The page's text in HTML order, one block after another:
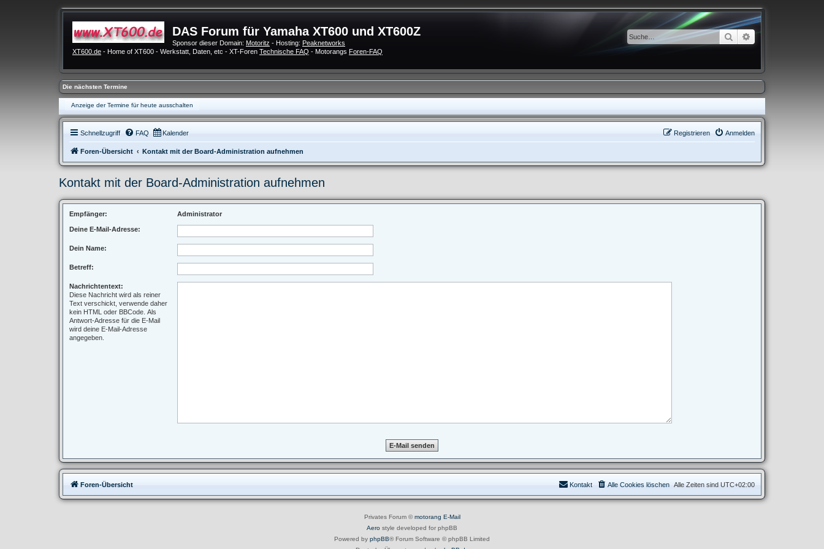
DAS Forum für Yamaha XT600 und XT600Z
Sponsor dieser Domain: Motoritz - Hosting: Peaknetworks
XT600.de - Home of XT600 - Werkstatt, Daten, etc - XT-Foren Technische FAQ - Motorangs Foren-FAQ
Suche Erweiterte Suche
Die nächsten Termine
Anzeige der Termine für heute ausschalten
Schnellzugriff FAQ Kalender Anmelden
Registrieren
Foren-Übersicht Kontakt mit der Board-Administration aufnehmen
Kontakt mit der Board-Administration aufnehmen
Empfänger: Administrator
Deine E-Mail-Adresse:
Dein Name:
Betreff:
Nachrichtentext:
Diese Nachricht wird als reiner
Text verschickt, verwende daher
kein HTML oder BBCode. Als
Antwort-Adresse für die E-Mail
wird deine E-Mail-Adresse
angegeben.
Foren-Übersicht Alle Zeiten sind UTC+02:00
Alle Cookies löschen
Kontakt
Privates Forum ©motorang E-Mail
Aero style developed for phpBB
Powered by phpBB® Forum Software © phpBB Limited